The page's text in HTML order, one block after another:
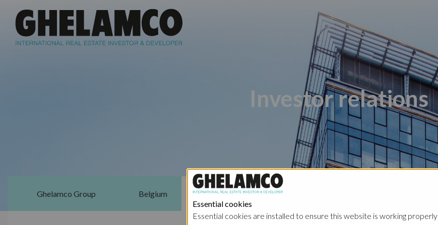
Investor relations
Ghelamco Group Belgium Poland - Ghelamco Invest
Essential cookies
Essential cookies are installed to ensure this website is working properly